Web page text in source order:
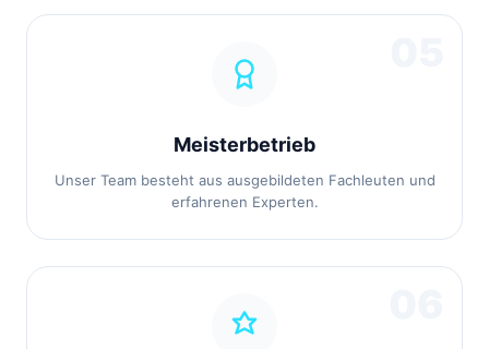
Meisterbetrieb
Unser Team besteht aus ausgebildeten Fachleuten und
erfahrenen Experten.